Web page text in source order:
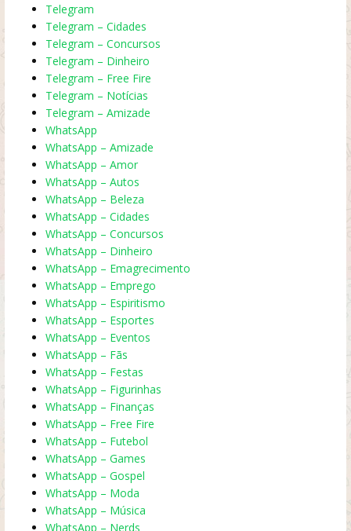
Telegram
Telegram – Cidades
Telegram – Concursos
Telegram – Dinheiro
Telegram – Free Fire
Telegram – Notícias
Telegram – Amizade
WhatsApp
WhatsApp – Amizade
WhatsApp – Amor
WhatsApp – Autos
WhatsApp – Beleza
WhatsApp – Cidades
WhatsApp – Concursos
WhatsApp – Dinheiro
WhatsApp – Emagrecimento
WhatsApp – Emprego
WhatsApp – Espiritismo
WhatsApp – Esportes
WhatsApp – Eventos
WhatsApp – Fãs
WhatsApp – Festas
WhatsApp – Figurinhas
WhatsApp – Finanças
WhatsApp – Free Fire
WhatsApp – Futebol
WhatsApp – Games
WhatsApp – Gospel
WhatsApp – Moda
WhatsApp – Música
WhatsApp – Nerds